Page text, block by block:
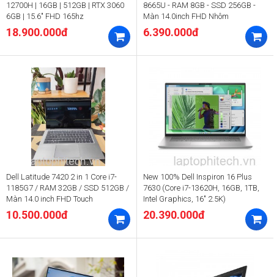
12700H | 16GB | 512GB | RTX 3060
6GB | 15.6″ FHD 165hz
18.900.000đ
8665U - RAM 8GB - SSD 256GB -
Màn 14.0inch FHD Nhôm
6.390.000đ
Dell Latitude 7420 2 in 1 Core i7-
1185G7 / RAM 32GB / SSD 512GB /
Màn 14.0 inch FHD Touch
10.500.000đ
New 100% Dell Inspiron 16 Plus
7630 (Core i7-13620H, 16GB, 1TB,
Intel Graphics, 16" 2.5K)
20.390.000đ